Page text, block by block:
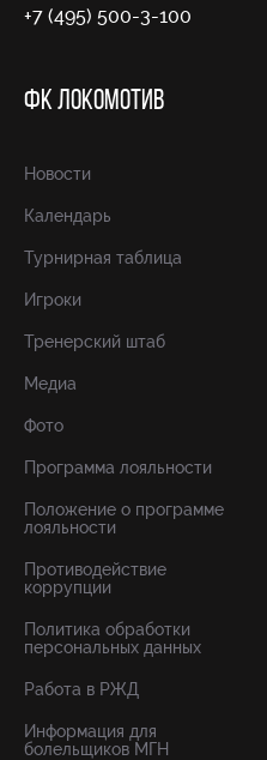
+7 (495) 500-3-100
ФК ЛОКОМОТИВ
Новости
Календарь
Турнирная таблица
Игроки
Тренерский штаб
Медиа
Фото
Программа лояльности
Положение о программе
лояльности
Противодействие
коррупции
Политика обработки
персональных данных
Работа в РЖД
Информация для
болельщиков МГН